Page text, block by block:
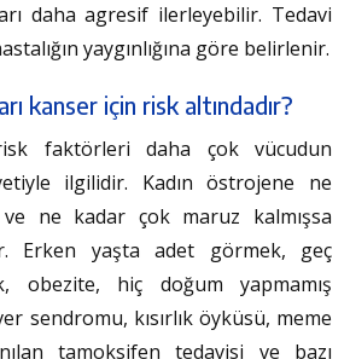
daha agresif ilerleyebilir. Tedavi
yaygınlığına göre belirlenir.
kanser için risk altındadır?
faktörleri daha çok vücudun
ilgilidir. Kadın östrojene ne
ne kadar çok maruz kalmışsa
Erken yaşta adet görmek, geç
obezite, hiç doğum yapmamış
sendromu, kısırlık öyküsü, meme
tamoksifen tedavisi ve bazı